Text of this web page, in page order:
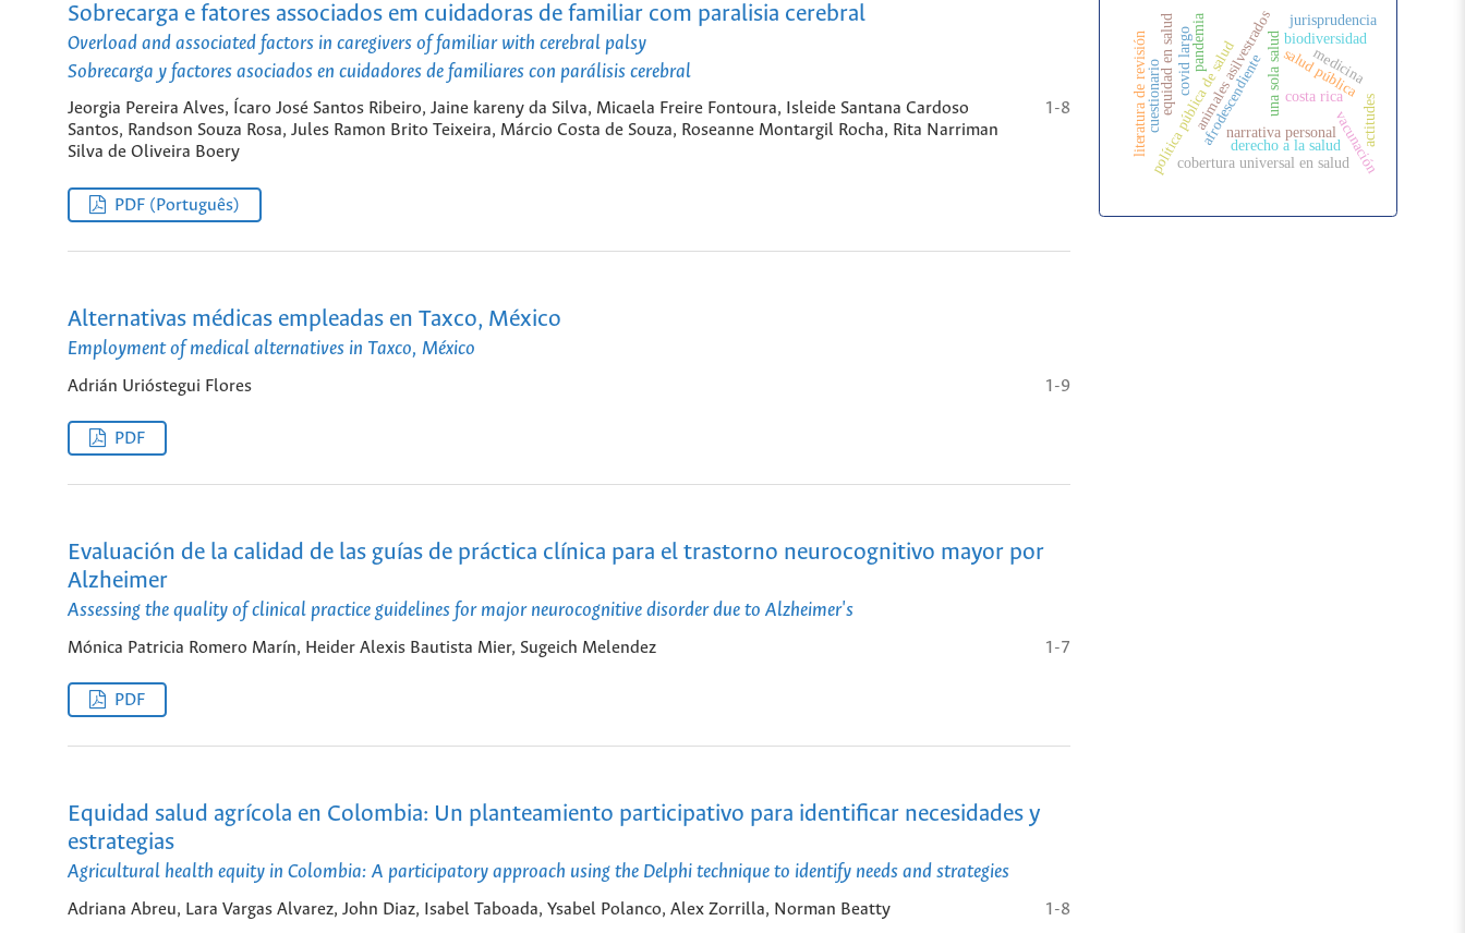
Sobrecarga e fatores associados em cuidadoras de familiar com paralisia cerebral
Overload and associated factors in caregivers of familiar with cerebral palsy
Sobrecarga y factores asociados en cuidadores de familiares con parálisis cerebral
Jeorgia Pereira Alves, Ícaro José Santos Ribeiro, Jaine kareny da Silva, Micaela Freire Fontoura, Isleide Santana Cardoso
Santos, Randson Souza Rosa, Jules Ramon Brito Teixeira, Márcio Costa de Souza, Roseanne Montargil Rocha, Rita Narriman
Silva de Oliveira Boery
1-8
PDF (Português)
Alternativas médicas empleadas en Taxco, México
Employment of medical alternatives in Taxco, México
Adrián Urióstegui Flores 1-9
PDF
Evaluación de la calidad de las guías de práctica clínica para el trastorno neurocognitivo mayor por
Alzheimer
Assessing the quality of clinical practice guidelines for major neurocognitive disorder due to Alzheimer's
Mónica Patricia Romero Marín, Heider Alexis Bautista Mier, Sugeich Melendez 1-7
PDF
Equidad salud agrícola en Colombia: Un planteamiento participativo para identificar necesidades y
estrategias
Agricultural health equity in Colombia: A participatory approach using the Delphi technique to identify needs and strategies
Adriana Abreu, Lara Vargas Alvarez, John Diaz, Isabel Taboada, Ysabel Polanco, Alex Zorrilla, Norman Beatty 1-8
una sola salud
animales asilvestradossalud pública
biodiversidad
afrodescendiente
política pública de saludnarrativa personal
equidad en salud costa rica
vacunación
pandemia
actitudes
cuestionario medicina
literatura de revisión covid largo
derecho a la salud
cobertura universal en salud
jurisprudencia